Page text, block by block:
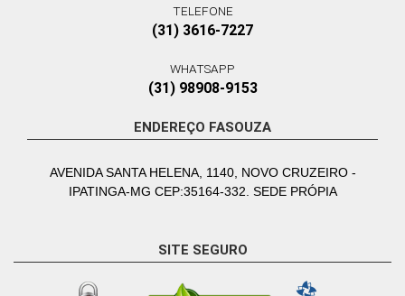
TELEFONE
(31) 3616-7227
WHATSAPP
(31) 98908-9153
ENDEREÇO FASOUZA
AVENIDA SANTA HELENA, 1140, NOVO CRUZEIRO -
IPATINGA-MG CEP:35164-332. SEDE PRÓPIA
SITE SEGURO